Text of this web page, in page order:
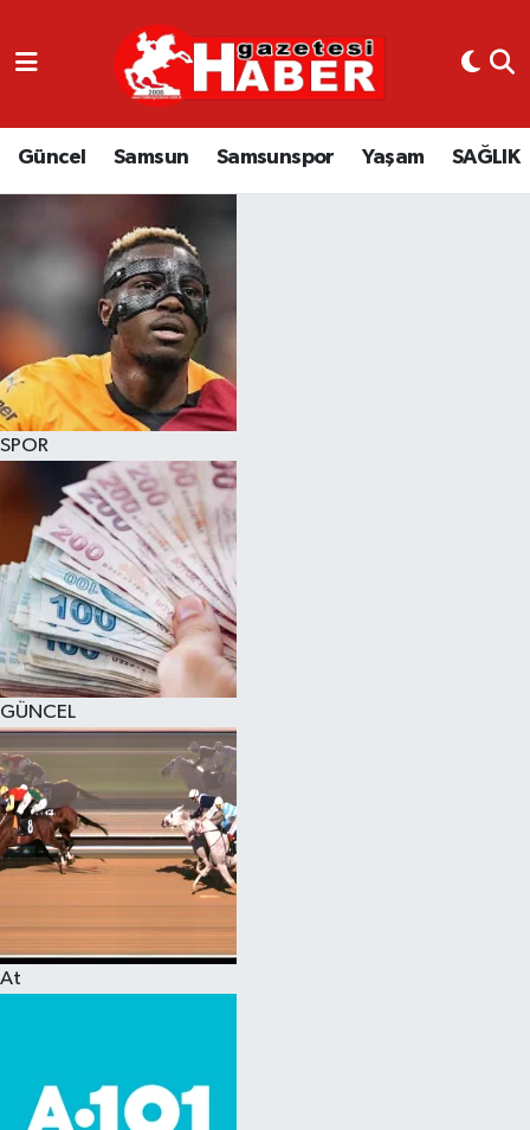
Güncel Samsun Samsunspor Yaşam SAĞLIK
SPOR
GÜNCEL
At
GÜNCEL
SAMSUN
EKONOMİ
YAŞAM